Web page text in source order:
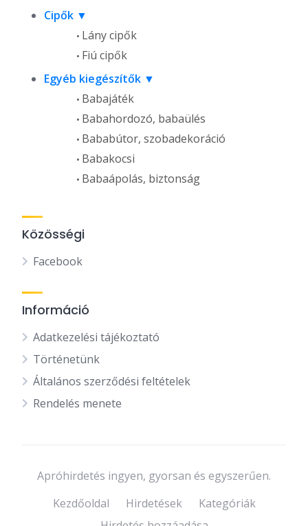
Cipők
Lány cipők
Fiú cipők
Egyéb kiegészítők
Babajáték
Babahordozó, babaülés
Bababútor, szobadekoráció
Babakocsi
Babaápolás, biztonság
Közösségi
Facebook
Információ
Adatkezelési tájékoztató
Történetünk
Általános szerződési feltételek
Rendelés menete
Apróhirdetés ingyen, gyorsan és egyszerűen.
Kezdőoldal
Hirdetések
Kategóriák